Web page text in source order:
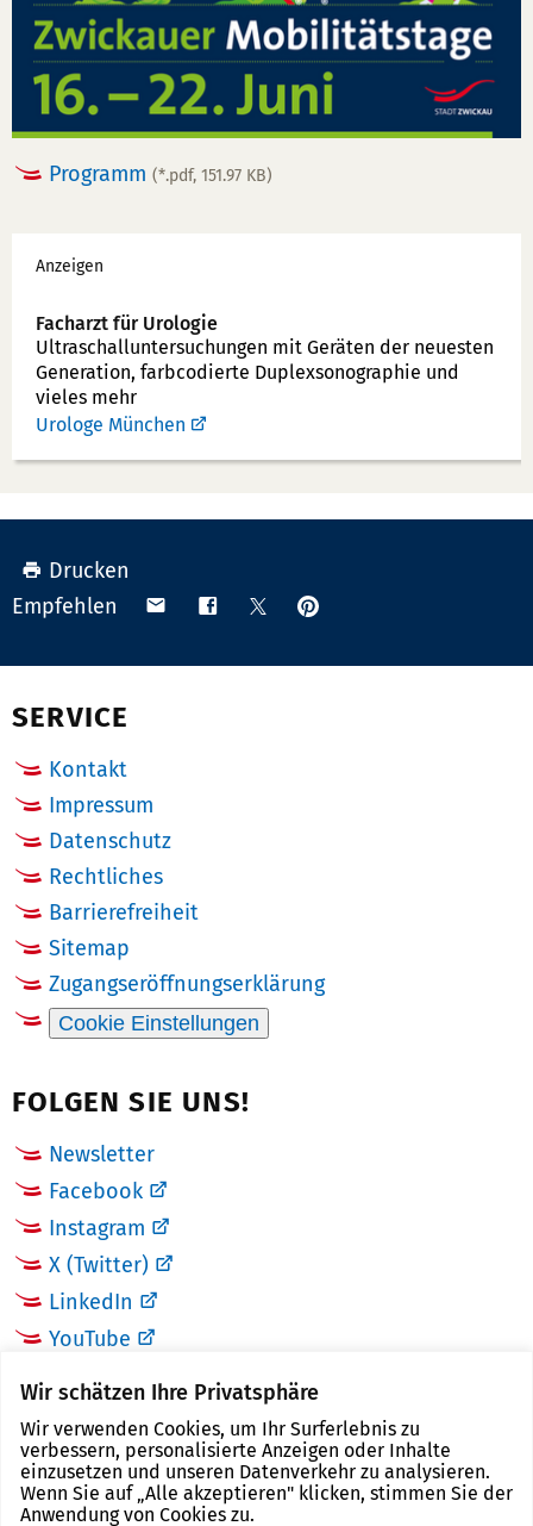
Wir schätzen Ihre Privatsphäre
Wir verwenden Cookies, um Ihr Surferlebnis zu
verbessern, personalisierte Anzeigen oder Inhalte
einzusetzen und unseren Datenverkehr zu analysieren.
Wenn Sie auf „Alle akzeptieren" klicken, stimmen Sie der
Anwendung von Cookies zu.
Programm (*.pdf, 151.97 KB)
Werbung
Anzeigen
Facharzt für Urologie
Ultraschallunter­suchungen mit Geräten der neuesten
Generation, farbcodierte Duplex­sonographie und
vieles mehr
Urologe München
Drucken
Empfehlen
Teilen Teilen TeilenAnpinnen
auf
SERVICE
Kontakt
Impressum
Datenschutz
Rechtliches
Barrierefreiheit
Sitemap
Zugangseröffnungserklärung
Cookie Einstellungen
FOLGEN SIE UNS!
Newsletter
Facebook
Instagram
X (Twitter)
LinkedIn
YouTube
LINKS
Landkreis Zwickau
Tourismusregion Zwickau